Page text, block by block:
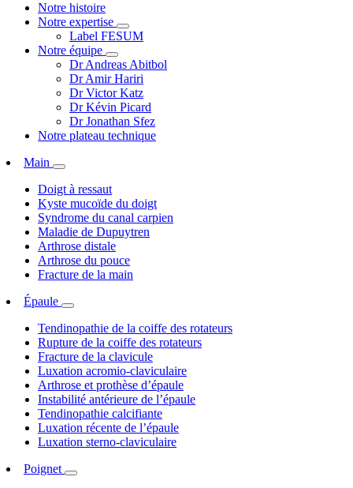
Notre histoire
Notre expertise
Label FESUM
Notre équipe
Dr Andreas Abitbol
Dr Amir Hariri
Dr Victor Katz
Dr Kévin Picard
Dr Jonathan Sfez
Notre plateau technique
Main
Doigt à ressaut
Kyste mucoïde du doigt
Syndrome du canal carpien
Maladie de Dupuytren
Arthrose distale
Arthrose du pouce
Fracture de la main
Épaule
Tendinopathie de la coiffe des rotateurs
Rupture de la coiffe des rotateurs
Fracture de la clavicule
Luxation acromio-claviculaire
Arthrose et prothèse d’épaule
Instabilité antérieure de l’épaule
Tendinopathie calcifiante
Luxation récente de l’épaule
Luxation sterno-claviculaire
Poignet